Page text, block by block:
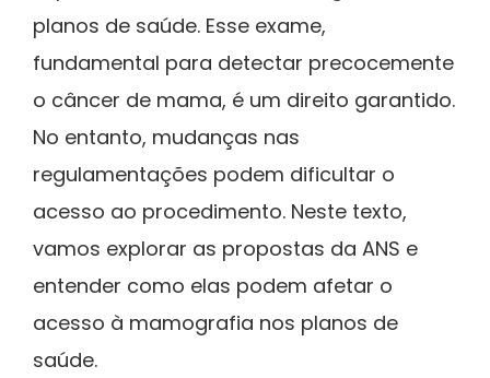
planos de saúde. Esse exame,
fundamental para detectar precocemente
o câncer de mama, é um direito garantido.
No entanto, mudanças nas
regulamentações podem dificultar o
acesso ao procedimento. Neste texto,
vamos explorar as propostas da ANS e
entender como elas podem afetar o
acesso à mamografia nos planos de
saúde.